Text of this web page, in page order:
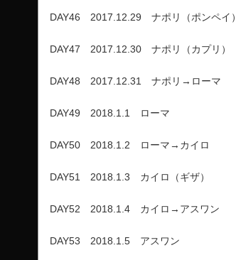
DAY46 2017.12.29 ナポリ（ポンペイ）
DAY47 2017.12.30 ナポリ（カプリ）
DAY48 2017.12.31 ナポリ→ローマ
DAY49 2018.1.1 ローマ
DAY50 2018.1.2 ローマ→カイロ
DAY51 2018.1.3 カイロ（ギザ）
DAY52 2018.1.4 カイロ→アスワン
DAY53 2018.1.5 アスワン